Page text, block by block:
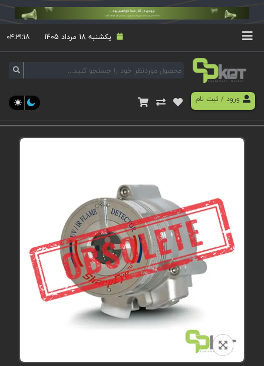
یکشنبه 18 مرداد 1405 ۰۴:۳۱:۱۸
ورود/ ثبت نام